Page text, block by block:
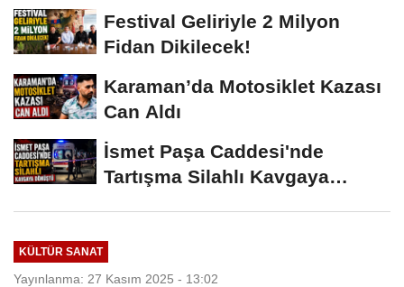
Festival Geliriyle 2 Milyon
Fidan Dikilecek!
Karaman’da Motosiklet Kazası
Can Aldı
İsmet Paşa Caddesi'nde
Tartışma Silahlı Kavgaya
KÜLTÜR SANAT
Yayınlanma: 27 Kasım 2025 - 13:02